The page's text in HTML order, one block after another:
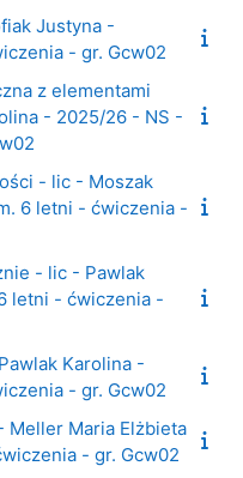
Justyna -
- gr. Gcw02
z elementami
- 2025/26 - NS -
- lic - Moszak
6 letni - ćwiczenia -
- lic - Pawlak
letni - ćwiczenia -
Karolina -
- gr. Gcw02
Maria Elżbieta
- gr. Gcw02